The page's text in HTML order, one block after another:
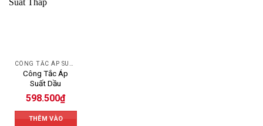
Công Tắc Áp
Suất Dầu
598.500₫
THÊM VÀO